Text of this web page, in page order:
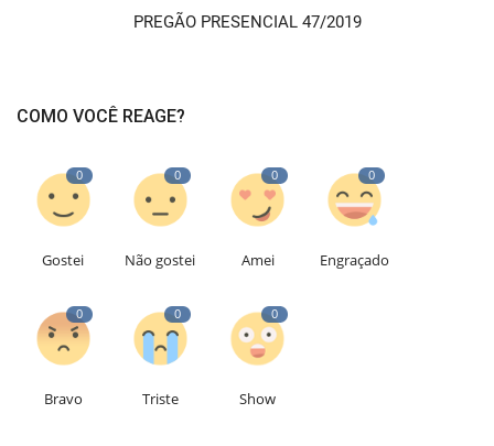
PREGÃO PRESENCIAL 47/2019
COMO VOCÊ REAGE?
0
Gostei
0
Não gostei
0
Amei
0
Engraçado
0
Bravo
0
Triste
0
Show